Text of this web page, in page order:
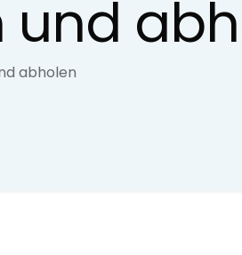
und
abholen